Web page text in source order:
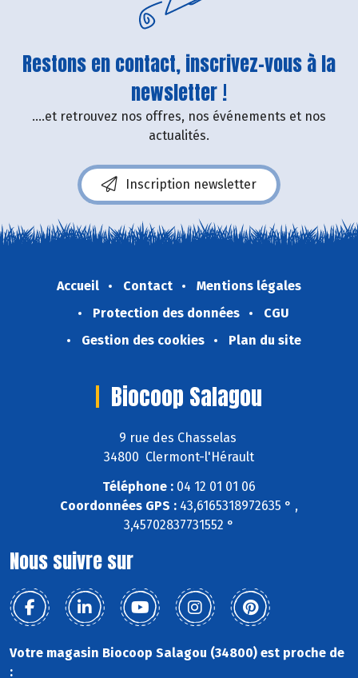
Restons en contact, inscrivez-vous à la
newsletter !
....et retrouvez nos offres, nos événements et nos
actualités.
Inscription newsletter
Accueil Contact
Mentions légales
Protection des données
CGU
Gestion des cookies
Plan du site
Biocoop Salagou
9 rue des Chasselas
34800 Clermont-l'Hérault
Téléphone : 04 12 01 01 06
Coordonnées GPS : 43,6165318972635 ° ,
3,45702837731552 °
Nous suivre sur
Votre magasin Biocoop Salagou (34800) est proche de
: